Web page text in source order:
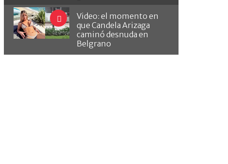
Video: el momento en
que Candela Arizaga
caminó desnuda en
Belgrano